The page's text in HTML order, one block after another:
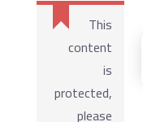
This
content
is
protected,
please